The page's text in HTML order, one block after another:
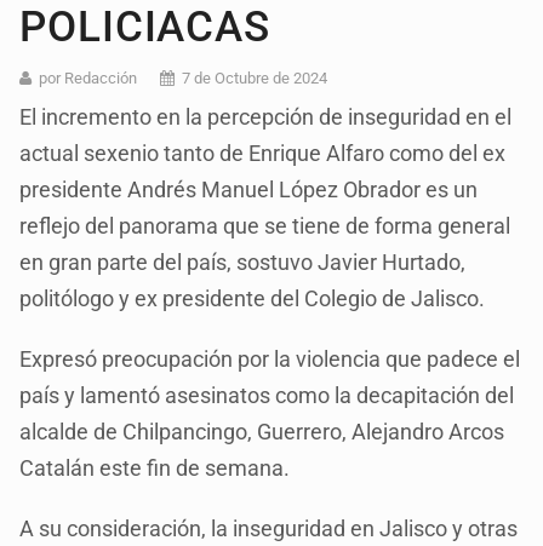
POLICIACAS
por Redacción 7 de Octubre de 2024
El incremento en la percepción de inseguridad en el
actual sexenio tanto de Enrique Alfaro como del ex
presidente Andrés Manuel López Obrador es un
reflejo del panorama que se tiene de forma general
en gran parte del país, sostuvo Javier Hurtado,
politólogo y ex presidente del Colegio de Jalisco.
Expresó preocupación por la violencia que padece el
país y lamentó asesinatos como la decapitación del
alcalde de Chilpancingo, Guerrero, Alejandro Arcos
Catalán este fin de semana.
A su consideración, la inseguridad en Jalisco y otras